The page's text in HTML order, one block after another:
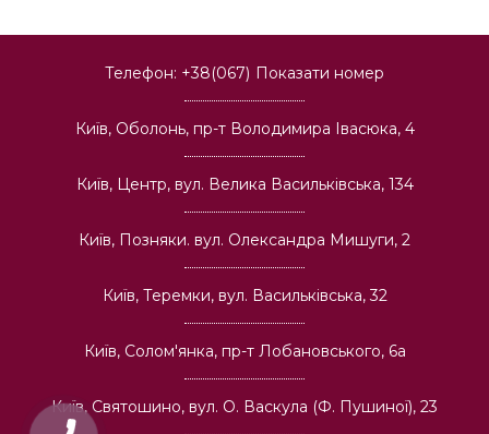
Телефон: +38(067) Показати номер
Київ, Оболонь, пр-т Володимира Івасюка, 4
Київ, Центр, вул. Велика Васильківська, 134
Київ, Позняки. вул. Олександра Мишуги, 2
Київ, Теремки, вул. Васильківська, 32
Київ, Солом'янка, пр-т Лобановського, 6а
Київ, Святошино, вул. О. Васкула (Ф. Пушиної), 23